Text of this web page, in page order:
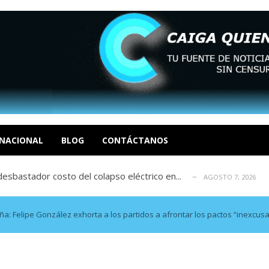
BLOG CONTÁCTANOS
apagones y promesas incumplidas... AGOSTO 6, 2026
de derechos humanos en el Minister... AGOSTO 6, 2026
un mercado impulsado por el auge de...
costo del colapso eléctrico en...
Por Dayana Cristina Duzoglou L. AGOSTO 6, 2026
apagones y promesas incumplidas... AGOSTO 6, 2026
de derechos humanos en el Minister... AGOSTO 6, 2026
un mercado impulsado por el auge de... AGOSTO 6, 2026
Felipe González exhorta a los partidos a afrontar los pactos